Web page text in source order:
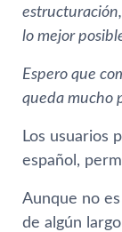
lo mejor
Espero que
queda mucho
Los usuarios
español,
Aunque no
de algún